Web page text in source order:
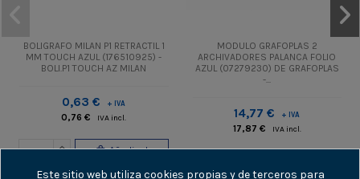
BOLIGRAFO MILAN P1 RETRACTIL 1
MM TOUCH AZUL (176510925) -
BOLI.P1 TOUCH AZ MILAN
0,63 € + IVA
0,76 € IVA incl.
Añadir al
MODULO GRAFOPLAS 2
ARCHIVADORES PALANCA FOLIO
AZUL (07279230) DE GRAFOPLAS
-...
14,77 € + IVA
17,87 € IVA incl.
carrito
Este sitio web utiliza cookies propias y de terceros para